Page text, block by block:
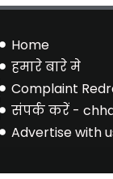
Home
हमारे बारे मे
Complaint
संपर्क करें -
Advertise with